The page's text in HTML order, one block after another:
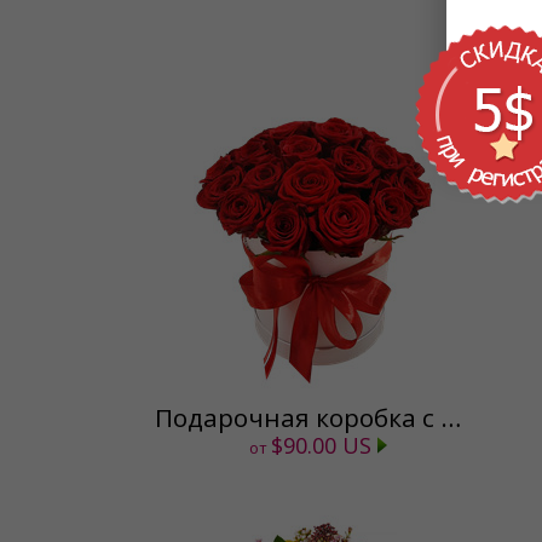
Подарочная коробка с розами
от $90.00 US